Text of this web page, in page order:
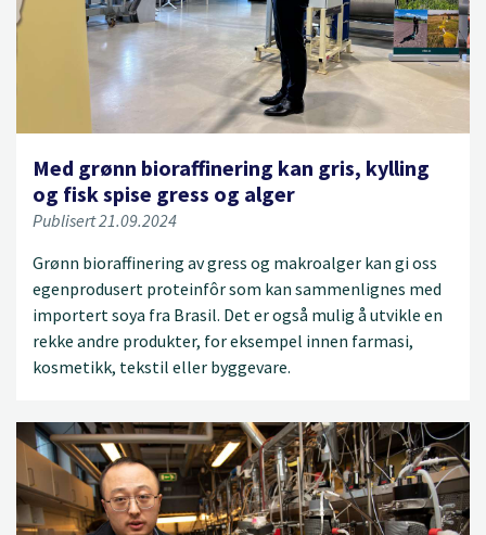
Med grønn bioraffinering kan gris, kylling
og fisk spise gress og alger
Publisert 21.09.2024
Grønn bioraffinering av gress og makroalger kan gi oss
egenprodusert proteinfôr som kan sammenlignes med
importert soya fra Brasil. Det er også mulig å utvikle en
rekke andre produkter, for eksempel innen farmasi,
kosmetikk, tekstil eller byggevare.